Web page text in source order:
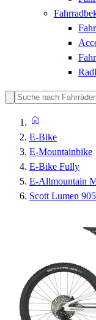
E-Bike
E-Mountainbike
E-Bike Fully
E-Allmountain
Scott Lumen